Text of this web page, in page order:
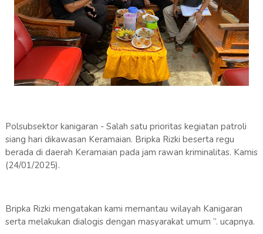
Polsubsektor kanigaran - Salah satu prioritas kegiatan patroli
siang hari dikawasan Keramaian. Bripka Rizki beserta regu
berada di daerah Keramaian pada jam rawan kriminalitas. Kamis
(24/01/2025).
Bripka Rizki mengatakan kami memantau wilayah Kanigaran
serta melakukan dialogis dengan masyarakat umum ”. ucapnya.